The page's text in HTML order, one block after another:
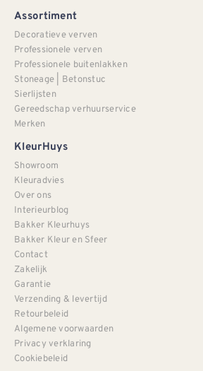
Assortiment
Decoratieve verven
Professionele verven
Professionele buitenlakken
Stoneage | Betonstuc
Sierlijsten
Gereedschap verhuurservice
Merken
KleurHuys
Showroom
Kleuradvies
Over ons
Interieurblog
Bakker Kleurhuys
Bakker Kleur en Sfeer
Contact
Zakelijk
Garantie
Verzending & levertijd
Retourbeleid
Algemene voorwaarden
Privacy verklaring
Cookiebeleid